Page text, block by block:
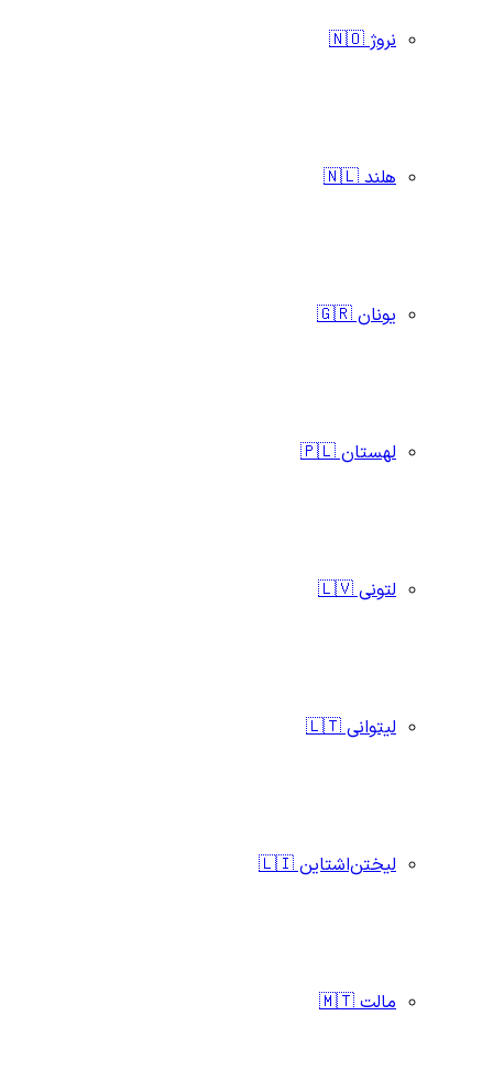
نروژ 🇳🇴
هلند 🇳🇱
یونان 🇬🇷
لهستان 🇵🇱
لتونی 🇱🇻
لیتوانی 🇱🇹
لیختن‌اشتاین 🇱🇮
مالت 🇲🇹